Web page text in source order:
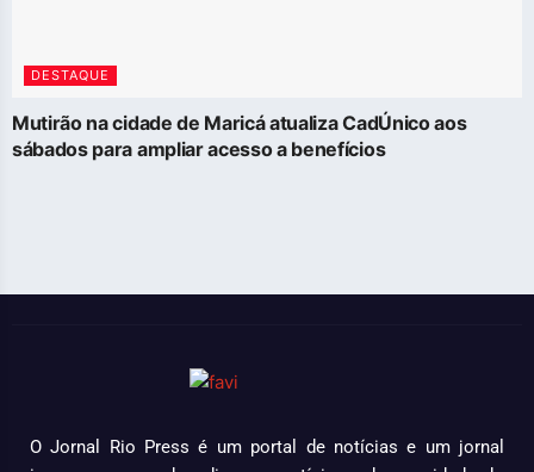
DESTAQUE
Mutirão na cidade de Maricá atualiza CadÚnico aos
sábados para ampliar acesso a benefícios
O Jornal Rio Press é um portal de notícias e um jornal